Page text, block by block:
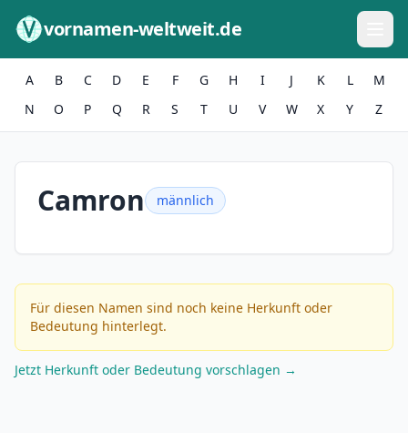
vornamen-weltweit.de
A B C D E F G H I J K L
M
N
O P Q R S T U V W X Y Z
Camron männlich
Für diesen Namen sind noch keine Herkunft oder
Bedeutung hinterlegt.
Jetzt Herkunft oder Bedeutung vorschlagen →